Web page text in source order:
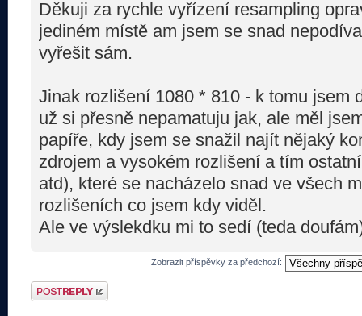
Děkuji za rychle vyřízení resampling
jediném místě am jsem se snad
vyřešit sám.
Jinak rozlišení 1080 * 810 - k tomu jsem
už si přesně nepamatuju jak, ale měl
papíře, kdy jsem se snažil najít nějaký
zdrojem a vysokém rozlišení a tím
atd), které se nacházelo snad ve všech
rozlišeních co jsem kdy viděl.
Ale ve výslekdku mi to sedí (teda
Zobrazit příspěvky za předchozí:
Odeslat odpověď